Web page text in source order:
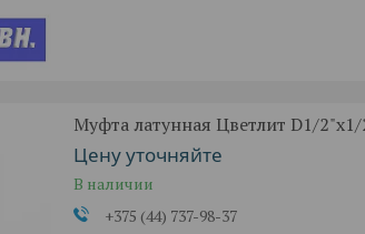
Муфта латунная Цветлит D1/
Цену уточняйте
В наличии
+375 (44) 737-98-37